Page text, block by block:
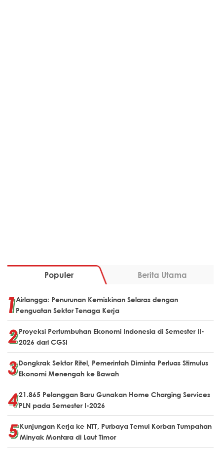
Populer Berita Utama
Airlangga: Penurunan Kemiskinan Selaras dengan
Penguatan Sektor Tenaga Kerja
Proyeksi Pertumbuhan Ekonomi Indonesia di Semester II-
2026 dari CGSI
Dongkrak Sektor Ritel, Pemerintah Diminta Perluas Stimulus
Ekonomi Menengah ke Bawah
21.865 Pelanggan Baru Gunakan Home Charging Services
PLN pada Semester I-2026
Kunjungan Kerja ke NTT, Purbaya Temui Korban Tumpahan
Minyak Montara di Laut Timor